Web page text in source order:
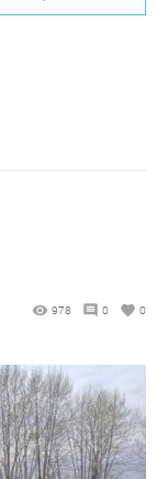
978 0 0